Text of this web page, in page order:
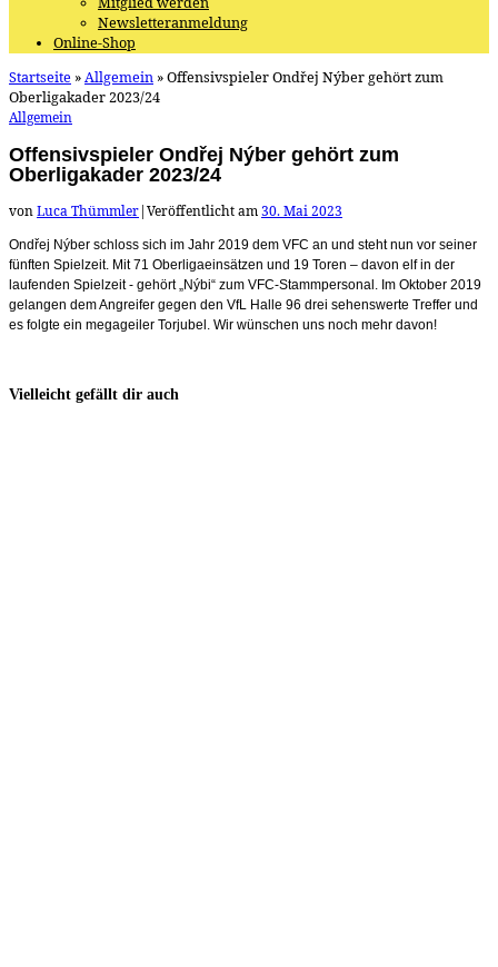
Newsletteranmeldung
Online-Shop
Startseite »Allgemein »Offensivspieler Ondřej Nýber gehört zum
Oberligakader 2023/24
Allgemein
Offensivspieler Ondřej Nýber gehört zum
Oberligakader 2023/24
vonLuca Thümmler|Veröffentlicht am30. Mai 2023
Ondřej Nýber schloss sich im Jahr 2019 dem VFC an und steht nun vor seiner
fünften Spielzeit. Mit 71 Oberligaeinsätzen und 19 Toren – davon elf in der
laufenden Spielzeit ‐ gehört „Nýbi“ zum VFC-Stammpersonal. Im Oktober 2019
gelangen dem Angreifer gegen den VfL Halle 96 drei sehenswerte Treffer und
es folgte ein megageiler Torjubel. Wir wünschen uns noch mehr davon!
Vielleicht gefällt dir auch